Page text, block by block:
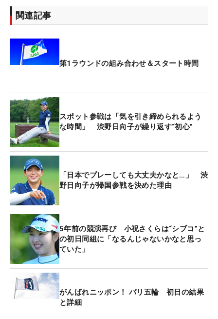
関連記事
第1ラウンドの組み合わせ＆スタート時間
スポット参戦は「気を引き締められるよう
な時間」 渋野日向子が繰り返す“初心”
「日本でプレーしても大丈夫かなと…」 渋
野日向子が帰国参戦を決めた理由
5年前の競演再び 小祝さくらは“シブコ”と
の初日同組に「なるんじゃないかなと思っ
ていた」
がんばれニッポン！ パリ五輪 初日の結果
と詳細